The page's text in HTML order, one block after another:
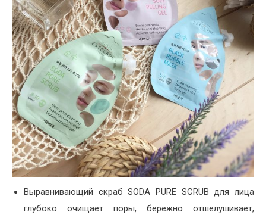
Выравнивающий скраб SODA PURE SCRUB для лица
глубоко очищает поры, бережно отшелушивает,